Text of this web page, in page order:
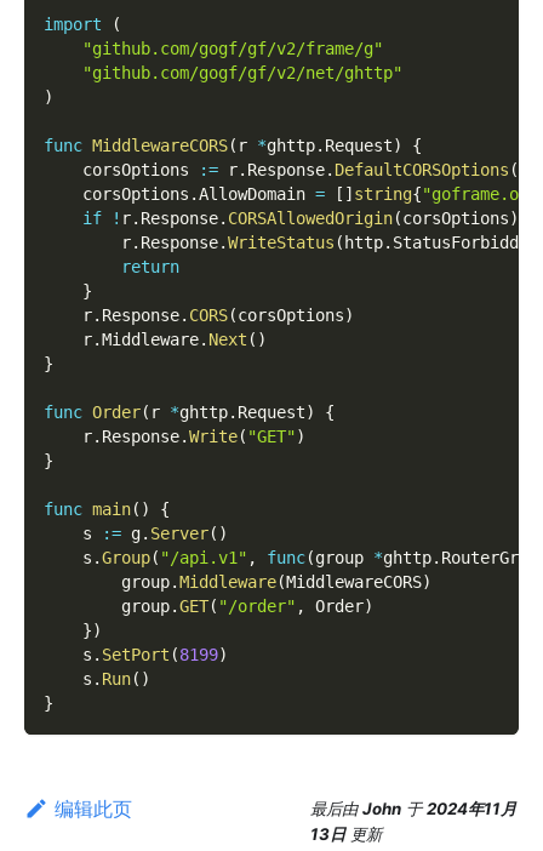
import
(
"github.com/gogf/gf/v2/frame/g"
"github.com/gogf/gf/v2/net/ghttp"
)
func MiddlewareCORS( r *ghttp. Request)
{
    corsOptions
:= r. Response. DefaultCORSOptions (
    corsOptions
.AllowDomain = [ ]string{
if
! r. Response. CORSAllowedOrigin(corsOptions)
        r
. Response.WriteStatus (http. StatusForbidden
return
}
    r
. Response. CORS(corsOptions)
    r
.Middleware. Next ( )
}
func Order( r *ghttp. Request)
{
    r
. Response.Write( "GET")
}
func main( )
{
    s
:= g. Server( )
    s
.Group( "/api.v1" , func(group *ghttp.
        group
.Middleware(MiddlewareCORS)
        group
.GET( "/order" , Order)
})
    s
. SetPort (8199)
    s
. Run( )
}
编辑此页 最后由John 于2024年11月
13日 更新